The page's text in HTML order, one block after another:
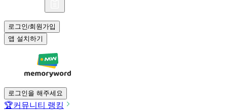
로그인/회원가입
앱 설치하기
로그인을 해주세요
🏆커뮤니티 랭킹